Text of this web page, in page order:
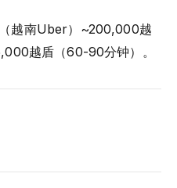
越南Uber）~200,000越
越盾（60-90分钟）。